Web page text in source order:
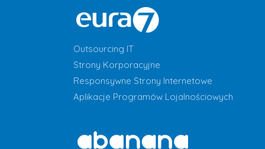
Outsourcing IT
Strony Korporacyjne
Responsywne Strony Internetowe
Aplikacje Programów Lojalnościowych